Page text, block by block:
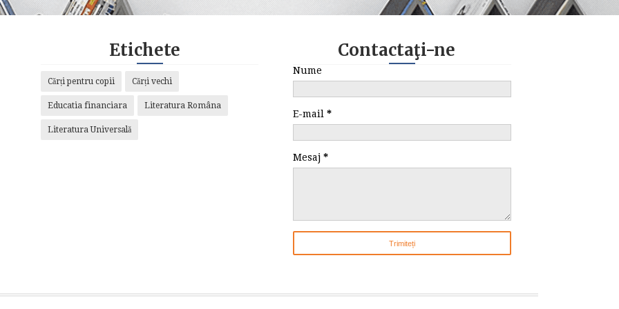
Etichete
Cărți pentru copii Cărți vechi
Educatia financiara Literatura Româna
Literatura Universală
Contactaţi-ne
Nume
E-mail*
Mesaj*